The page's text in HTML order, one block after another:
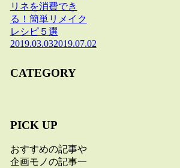
リネを消費でき
る！簡単リメイク
レシピ５選
2019.03.032019.07.02
CATEGORY
PICK UP
おすすめの記事や
企画モノの記事一